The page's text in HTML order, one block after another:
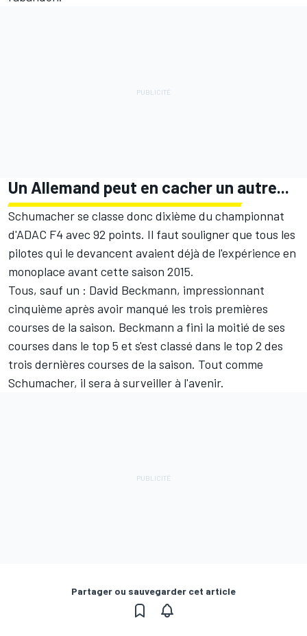
Un Allemand peut en cacher un autre...
Schumacher se classe donc dixième du championnat
d'ADAC F4 avec 92 points. Il faut souligner que tous les
pilotes qui le devancent avaient déjà de l'expérience en
monoplace avant cette saison 2015.
Tous, sauf un : David Beckmann, impressionnant
cinquième après avoir manqué les trois premières
courses de la saison. Beckmann a fini la moitié de ses
courses dans le top 5 et s'est classé dans le top 2 des
trois dernières courses de la saison. Tout comme
Schumacher, il sera à surveiller à l'avenir.
Partager ou sauvegarder cet article